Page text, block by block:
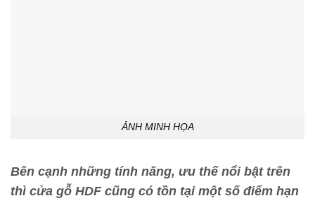
ẢNH MINH HỌA
Bên cạnh những tính năng, ưu thế nổi bật trên
thì cửa gỗ HDF cũng có tồn tại một số điểm hạn